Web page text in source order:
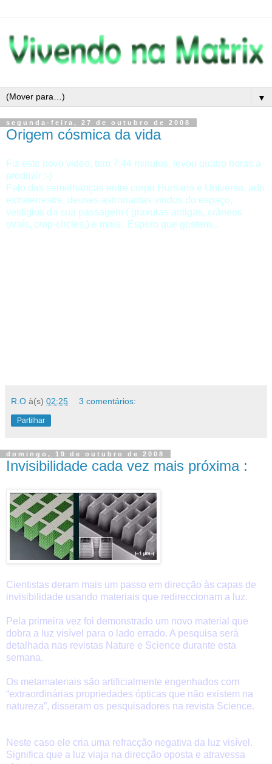
▼
segunda-feira, 27 de outubro de 2008
Origem cósmica da vida
Fiz este novo video, tem 7:44 minutos, levou quatro horas a
produzir :-)
Falo das semelhanças entre corpo Humano e Universo, adn
extraterrestre, deuses astronautas vindos do espaço,
vestígios da sua passagem ( gravuras antigas, crâneos
ovais, crop-circles,) e mais.. Espero que gostem...
R.O à(s) 02:25 3 comentários:
Partilhar
domingo, 19 de outubro de 2008
Invisibilidade cada vez mais próxima :
Cientistas deram mais um passo em direcção às capas de
invisibilidade usando materiais que redireccionam a luz.
Pela primeira vez foi demonstrado um novo material que
dobra a luz visível para o lado errado. A pesquisa será
detalhada nas revistas Nature e Science durante esta
semana.
Os metamateriais são artificialmente engenhados com
“extraordinárias propriedades ópticas que não existem na
natureza”, disseram os pesquisadores na revista Science.
Neste caso ele cria uma refracção negativa da luz visível.
Significa que a luz viaja na direcção oposta e atravessa